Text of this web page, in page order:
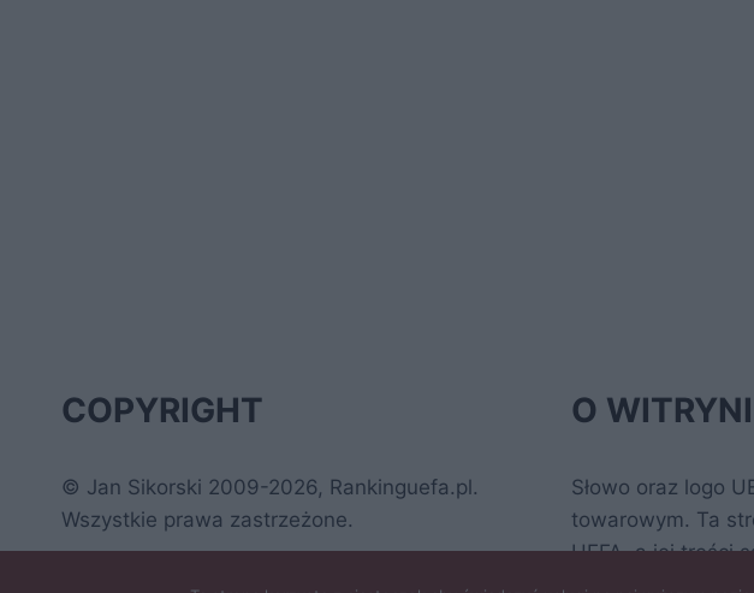
COPYRIGHT
© Jan Sikorski 2009-2026, Rankinguefa.pl.
Wszystkie prawa zastrzeżone.
Wykonanie: Strony Internetowe Warszawa
O
Słowo oraz logo
towarowym. Ta
UEFA, a jej treści
opracowaniami